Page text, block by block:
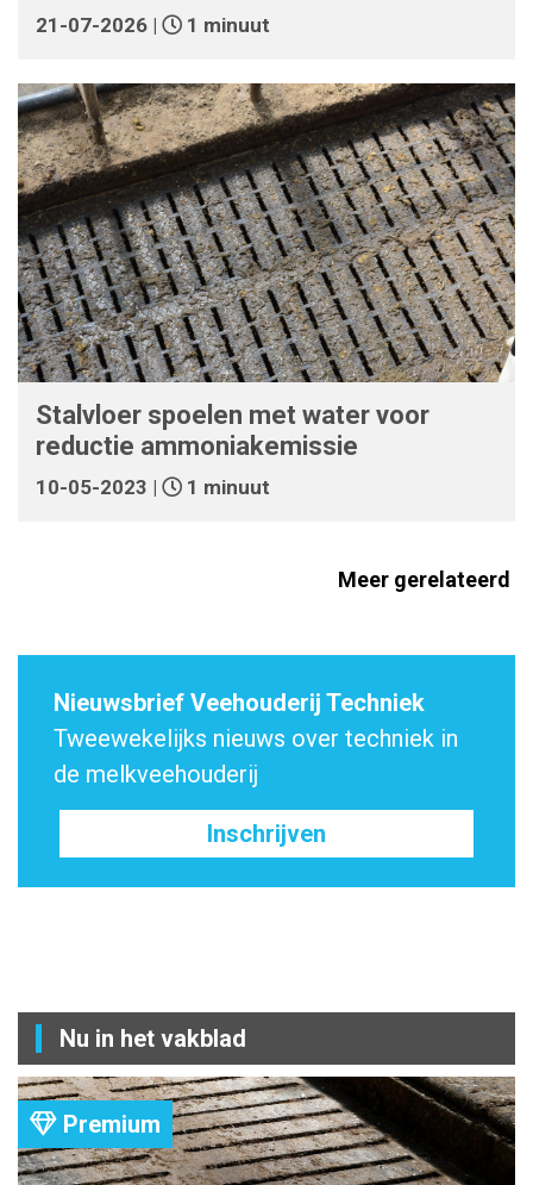
21-07-2026 | 1 minuut
Stalvloer spoelen met water voor
reductie ammoniakemissie
10-05-2023 | 1 minuut
Meer gerelateerd
Nieuwsbrief Veehouderij Techniek
Tweewekelijks nieuws over techniek in
de melkveehouderij
Inschrijven
Nu in het vakblad
Premium